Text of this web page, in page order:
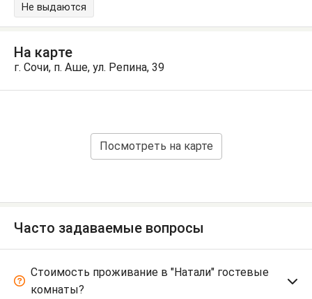
Не выдаются
На карте
г. Сочи, п. Аше, ул. Репина, 39
Посмотреть на карте
Часто задаваемые вопросы
Стоимость проживание в "Натали" гостевые
комнаты?